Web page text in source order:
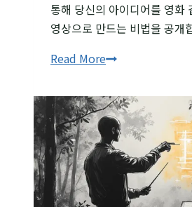
통해 당신의 아이디어를 영화
영상으로 만드는 비법을 공개
Read MoreSora
장면
설계
3단계
프롬프트
공식